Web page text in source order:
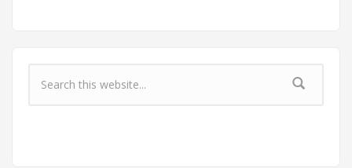
Форма поиска